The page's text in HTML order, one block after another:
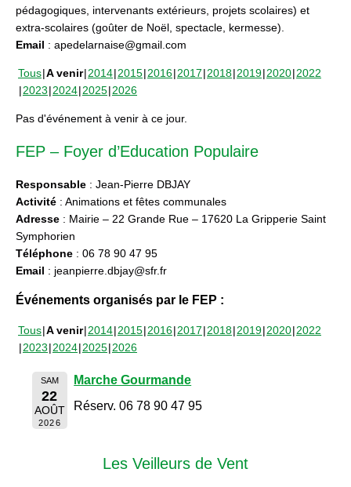
pédagogiques, intervenants extérieurs, projets scolaires) et
extra-scolaires (goûter de Noël, spectacle, kermesse).
Email : apedelarnaise@gmail.com
Tous A venir 2014 2015 2016 2017 2018 2019 2020 2022
2023 2024 2025 2026
Pas d'événement à venir à ce jour.
FEP – Foyer d’Education Populaire
Responsable : Jean-Pierre DBJAY
Activité : Animations et fêtes communales
Adresse : Mairie – 22 Grande Rue – 17620 La Gripperie Saint
Symphorien
Téléphone : 06 78 90 47 95
Email : jeanpierre.dbjay@sfr.fr
Événements organisés par le FEP :
Tous A venir 2014 2015 2016 2017 2018 2019 2020 2022
2023 2024 2025 2026
SAM
22
AOÛT
2026
Marche Gourmande
Réserv. 06 78 90 47 95
Les Veilleurs de Vent